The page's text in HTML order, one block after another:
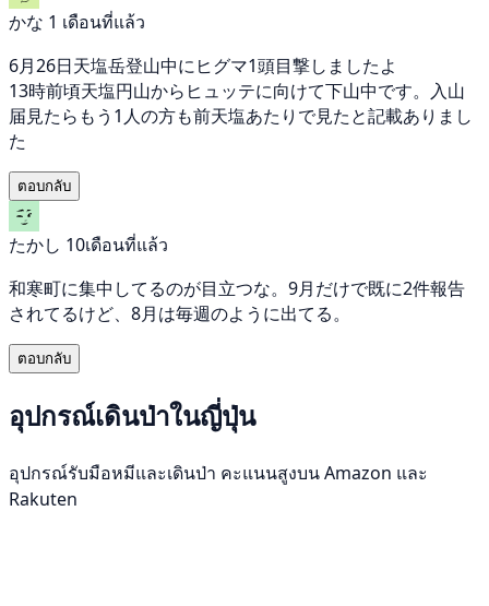
かな 1 เดือนที่แล้ว
6月26日天塩岳登山中にヒグマ1頭目撃しましたよ
13時前頃天塩円山からヒュッテに向けて下山中です。入山
届見たらもう1人の方も前天塩あたりで見たと記載ありまし
た
ตอบกลับ
たかし 10เดือนที่แล้ว
和寒町に集中してるのが目立つな。9月だけで既に2件報告
されてるけど、8月は毎週のように出てる。
ตอบกลับ
อุปกรณ์เดินป่าในญี่ปุ่น
อุปกรณ์รับมือหมีและเดินป่า คะแนนสูงบน Amazon และ
Rakuten